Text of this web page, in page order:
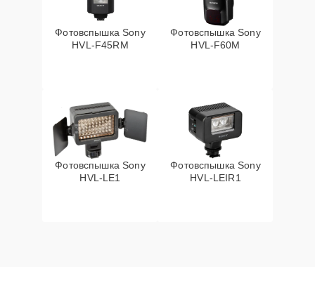
Фотовспышка Sony
HVL-F45RM
Фотовспышка Sony
HVL-F60M
Фотовспышка Sony
HVL-LE1
Фотовспышка Sony
HVL-LEIR1